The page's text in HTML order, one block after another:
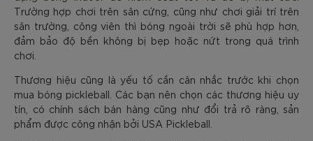
Trường hợp chơi trên sân cứng, cũng như chơi giải trí trên
sân trường, công viên thì bóng ngoài trời sẽ phù hợp hơn,
đảm bảo độ bền không bị bẹp hoặc nứt trong quá trình
chơi.
Thương hiệu cũng là yếu tố cần cân nhắc trước khi chọn
mua bóng pickleball. Các bạn nên chọn các thương hiệu uy
tín, có chính sách bán hàng cũng như đổi trả rõ ràng, sản
phẩm được công nhận bởi USA Pickleball.